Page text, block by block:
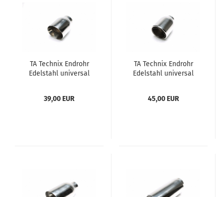
TA Tech­nix End­rohr
Edel­stahl uni­ver­sal
39,00 EUR
TA Tech­nix End­rohr
Edel­stahl uni­ver­sal
45,00 EUR